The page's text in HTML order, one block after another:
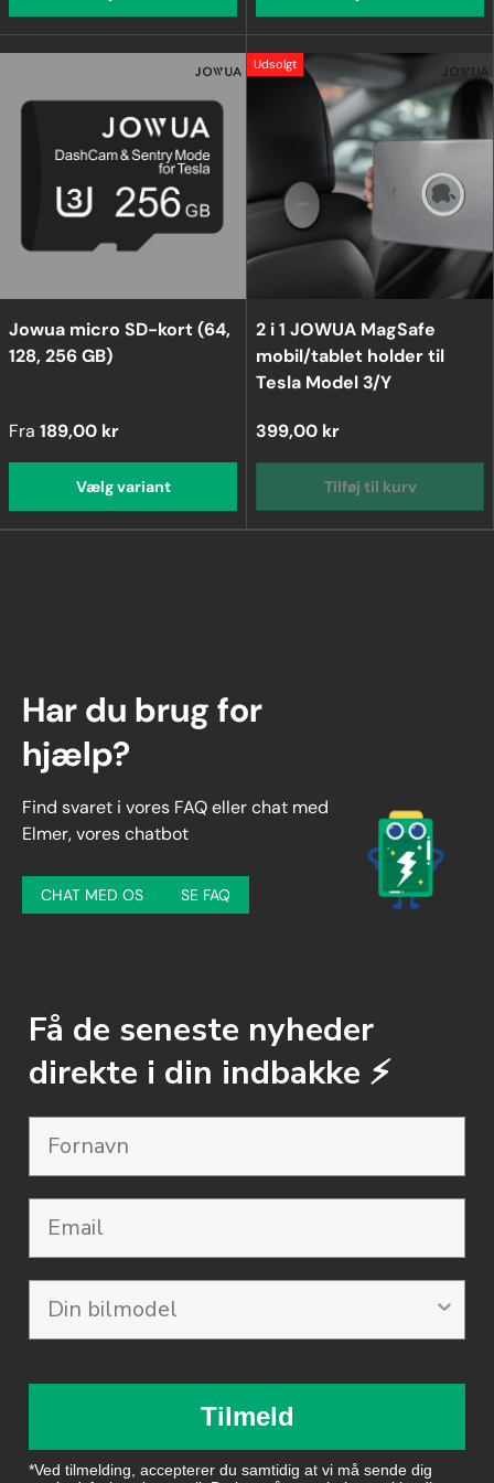
Jowua micro SD-kort (64,
128, 256 GB)
Fra 189,00 kr
Vælg variant
Udsolgt
2 i 1 JOWUA MagSafe
mobil/tablet holder til
Tesla Model 3/Y
399,00 kr
Tilføj til kurv
Har du brug for
hjælp?
Find svaret i vores FAQ eller chat med
Elmer, vores chatbot
CHAT MED OS SE FAQ
Få de seneste nyheder
direkte i din indbakke ⚡️
Email
Tilmeld
*Ved tilmelding, accepterer du samtidig at vi må sende dig